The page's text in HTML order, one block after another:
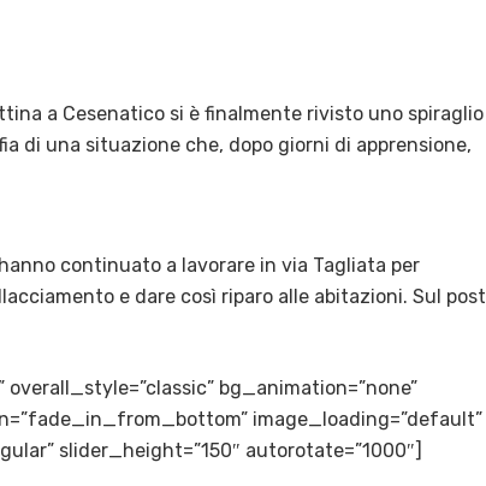
a Cesenatico si è finalmente rivisto uno
di una situazione che, dopo giorni di apprensione,
continuato a lavorare in via Tagliata per
e dare così riparo alle abitazioni. Sul
overall_style=”classic” bg_animation=”none”
image_loading=”default”
slider_height=”150″ autorotate=”1000″]